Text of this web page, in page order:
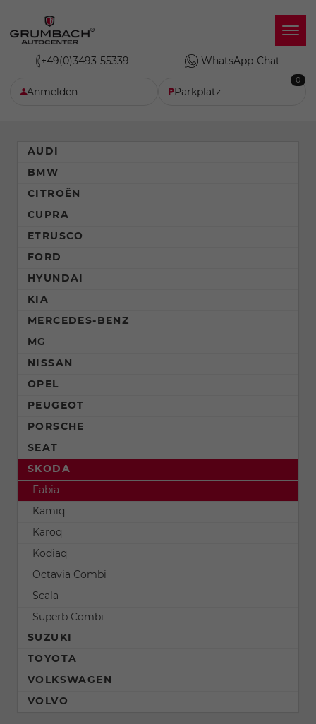
+49(0)3493-55339 WhatsApp-Chat
Anmelden Parkplatz
0
AUDI
BMW
CITROËN
CUPRA
ETRUSCO
FORD
HYUNDAI
KIA
MERCEDES-BENZ
MG
NISSAN
OPEL
PEUGEOT
PORSCHE
SEAT
SKODA
Fabia
Kamiq
Karoq
Kodiaq
Octavia Combi
Scala
Superb Combi
SUZUKI
TOYOTA
VOLKSWAGEN
VOLVO